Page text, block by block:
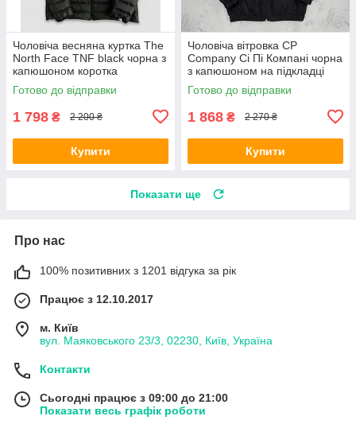
Чоловіча весняна куртка The
North Face TNF black чорна з
капюшоном коротка
спортивна непродувна
плащівка на весну осінь
Готово до відправки
1 798 ₴ 2 200 ₴
Купити
Чоловіча вітровка CP
Company Сі Пі Компані чорна
з капюшоном на підкладці
куртка осіння
Готово до відправки
1 868 ₴ 2 270 ₴
Купити
Показати ще
Про нас
100% позитивних з 1201 відгука за рік
Працює з 12.10.2017
м. Київ
вул. Маяковського 23/3, 02230, Київ, Україна
Контакти
Сьогодні працює з 09:00 до 21:00
Показати весь графік роботи